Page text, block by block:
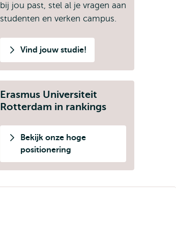
bij jou past, stel al je vragen aan
studenten en verken campus.
Vind jouw studie!
Erasmus Universiteit
Rotterdam in rankings
Bekijk onze hoge
positionering